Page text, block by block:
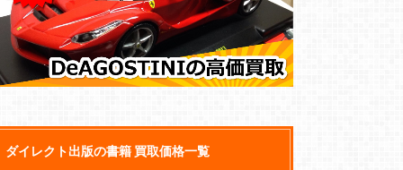
ダイレクト出版の書籍 買取価格一覧